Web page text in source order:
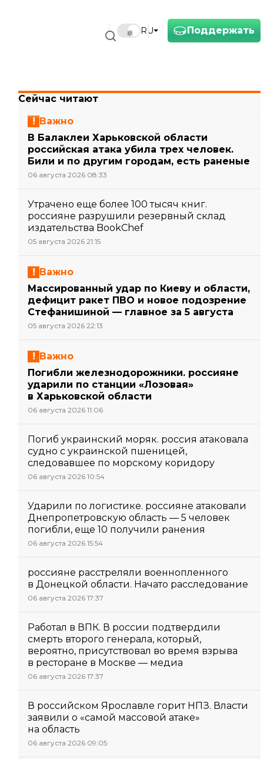
Поддержать
RU
Сейчас читают
Важно
В Балаклеи Харьковской области
российская атака убила трех человек.
Били и по другим городам, есть раненые
06 августа 2026 08:33
Утрачено еще более 100 тысяч книг.
россияне разрушили резервный склад
издательства BookChef
05 августа 2026 21:15
Важно
Массированный удар по Киеву и области,
дефицит ракет ПВО и новое подозрение
Стефанишиной — главное за 5 августа
05 августа 2026 22:13
Важно
Погибли железнодорожники. россияне
ударили по станции «Лозовая»
в Харьковской области
06 августа 2026 11:06
Погиб украинский моряк. россия атаковала
судно с украинской пшеницей,
следовавшее по морскому коридору
06 августа 2026 10:54
Ударили по логистике. россияне атаковали
Днепропетровскую область — 5 человек
погибли, еще 10 получили ранения
06 августа 2026 15:54
россияне расстреляли военнопленного
в Донецкой области. Начато расследование
06 августа 2026 17:37
Работал в ВПК. В россии подтвердили
смерть второго генерала, который,
вероятно, присутствовал во время взрыва
в ресторане в Москве — медиа
06 августа 2026 17:37
В российском Ярославле горит НПЗ. Власти
заявили о «самой массовой атаке»
на область
06 августа 2026 09:05